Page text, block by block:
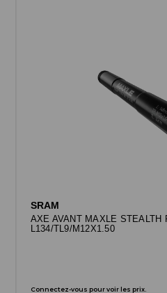
SRAM
AXE AVANT MAXLE STEALTH
L134/TL9/M12X1.50
Connectez-vous pour voir les prix.